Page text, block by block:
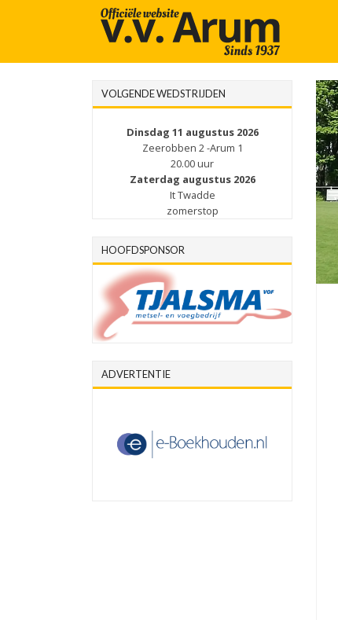
VOLGENDE WEDSTRIJDEN
Dinsdag 11 augustus 2026
Zeerobben 2 -Arum 1
20.00 uur
Zaterdag augustus 2026
It Twadde
zomerstop
HOOFDSPONSOR
ADVERTENTIE